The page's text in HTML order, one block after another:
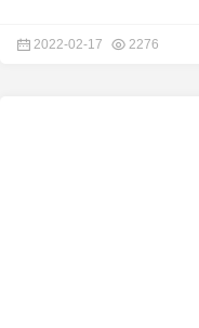
2022-02-17 2276